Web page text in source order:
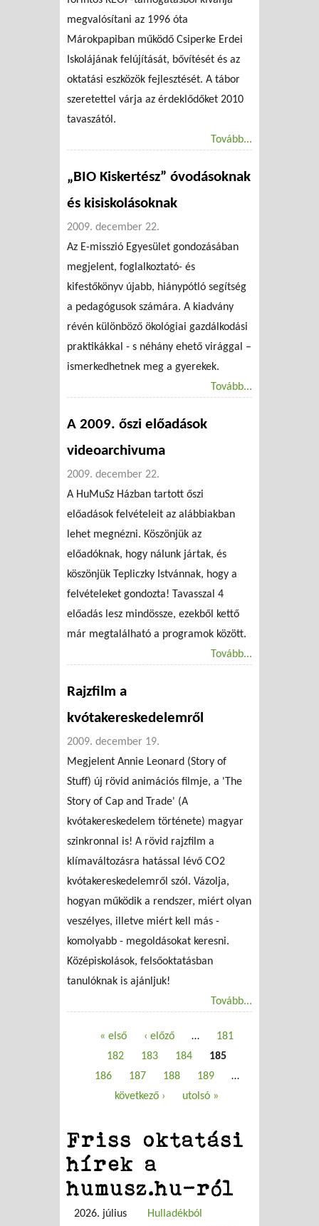
megvalósítani az 1996 óta
Márokpapiban működő Csiperke Erdei
Iskolájának felújítását, bővítését és az
oktatási eszközök fejlesztését. A tábor
szeretettel várja az érdeklődőket 2010
tavaszától.
Tovább...
„BIO Kiskertész” óvodásoknak
és kisiskolásoknak
2009. december 22.
Az E-misszió Egyesület gondozásában
megjelent, foglalkoztató- és
kifestőkönyv újabb, hiánypótló segítség
a pedagógusok számára. A kiadvány
révén különböző ökológiai gazdálkodási
praktikákkal - s néhány ehető virággal –
ismerkedhetnek meg a gyerekek.
Tovább...
A 2009. őszi előadások
videoarchivuma
2009. december 22.
A HuMuSz Házban tartott őszi
előadások felvételeit az alábbiakban
lehet megnézni. Köszönjük az
előadóknak, hogy nálunk jártak, és
köszönjük Tepliczky Istvánnak, hogy a
felvételeket gondozta! Tavasszal 4
előadás lesz mindössze, ezekből kettő
már megtalálható a programok között.
Tovább...
Rajzfilm a
kvótakereskedelemről
2009. december 19.
Megjelent Annie Leonard (Story of
Stuff) új rövid animációs filmje, a 'The
Story of Cap and Trade' (A
kvótakereskedelem története) magyar
szinkronnal is! A rövid rajzfilm a
klímaváltozásra hatással lévő CO2
kvótakereskedelemről szól. Vázolja,
hogyan működik a rendszer, miért olyan
veszélyes, illetve miért kell más -
komolyabb - megoldásokat keresni.
Középiskolások, felsőoktatásban
tanulóknak is ajánljuk!
Tovább...
Oldalak« első ‹ előző …
181
182
183 184
185
186
187 188 189
…
következő ›
utolsó »
Friss oktatási
hírek a
humusz.hu-ról
2026. július
Hulladékból